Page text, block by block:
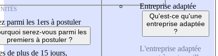
parmi les 1ers à postuler
serez-vous parmi les
premiers à postuler ?
de plus de 15 jours,
Entreprise adaptée
Qu'est-ce qu'une
entreprise adaptée
?
L'entreprise adaptée